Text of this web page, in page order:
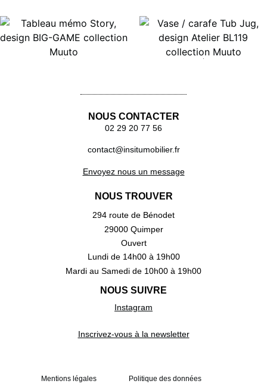
NOUS CONTACTER
02 29 20 77 56
contact@insitumobilier.fr
Envoyez nous un message
NOUS TROUVER
294 route de Bénodet
29000 Quimper
Ouvert
Lundi de 14h00 à 19h00
Mardi au Samedi de 10h00 à 19h00
NOUS SUIVRE
Instagram
Inscrivez-vous à la newsletter
Mentions légales Politique des données